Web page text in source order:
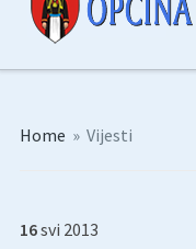
Home » Vijesti
16svi 2013